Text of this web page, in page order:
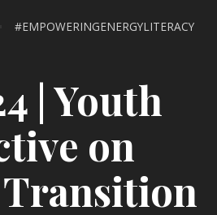
#EMPOWERINGENERGYLITERACY
| Youth
on